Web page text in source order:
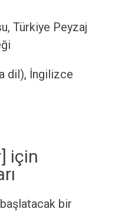
Türkiye Peyzaj
dil), İngilizce
için
bir